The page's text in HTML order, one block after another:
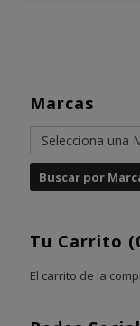
Marcas
Tu Carrito
El carrito de la